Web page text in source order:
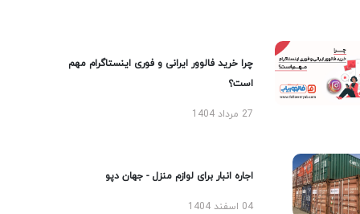
چرا خرید فالوور ایرانی و فوری اینستاگرام مهم
است؟
27 مرداد 1404
اجاره انبار برای لوازم منزل - جهان دپو
04 اسفند 1404